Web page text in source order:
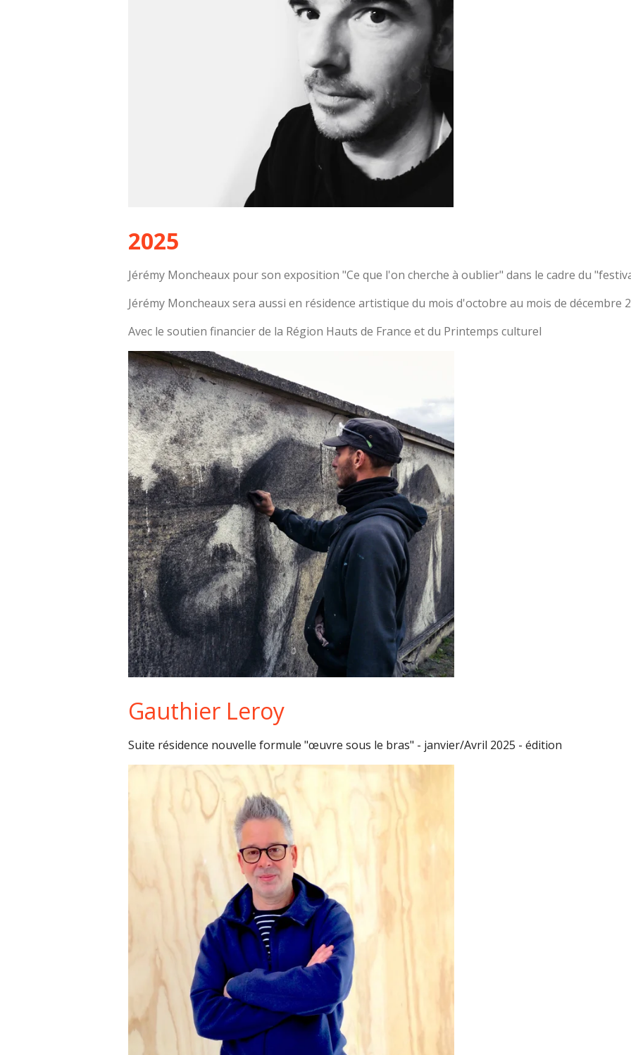
2025
Jérémy Moncheaux pour son exposition "Ce que l'on cherche à oublier" dans le cadre du
Jérémy Moncheaux sera aussi en résidence artistique du mois d'octobre au mois de décembre
Avec le soutien financier de la Région Hauts de France et du Printemps culturel
Gauthier Leroy
Suite résidence nouvelle formule "œuvre sous le bras" - janvier/Avril 2025 - édition